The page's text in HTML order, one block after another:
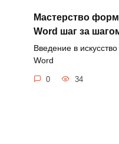
Мастерство
Word шаг за
Введение в
Word
0 34